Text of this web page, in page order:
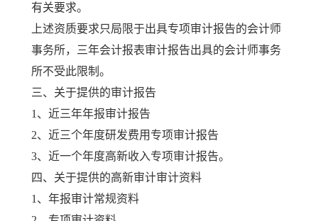
有关要求。
上述资质要求只局限于出具专项审计报告的会计师
事务所，三年会计报表审计报告出具的会计师事务
所不受此限制。
三、关于提供的审计报告
1、近三年年报审计报告
2、近三个年度研发费用专项审计报告
3、近一个年度高新收入专项审计报告。
四、关于提供的高新审计审计资料
1、年报审计常规资料